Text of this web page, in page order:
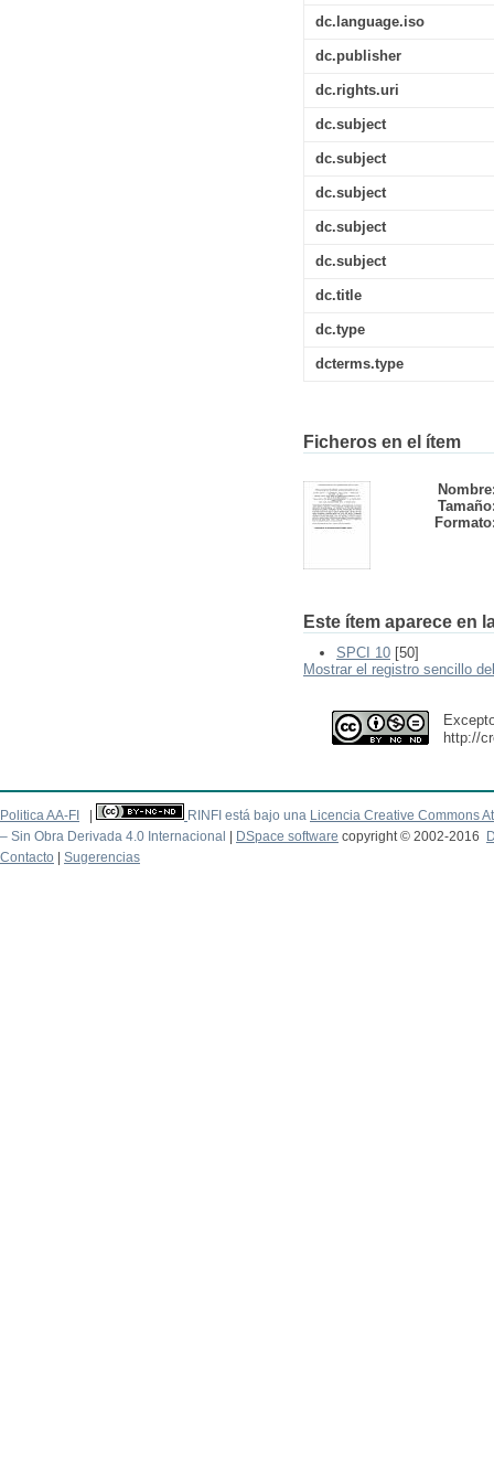
dc.language.iso
dc.publisher
dc.rights.uri
dc.subject
dc.subject
dc.subject
dc.subject
dc.subject
dc.title
dc.type
dcterms.type
Ficheros en el ítem
Este ítem aparece en
SPCI 10 [50]
Mostrar el registro sencillo
http://
Politica AA-FI RINFI está bajo una Licencia Creative Commons
– Sin Obra Derivada 4.0 Internacional
DSpace software copyright © 2002-2016
Contacto
Sugerencias